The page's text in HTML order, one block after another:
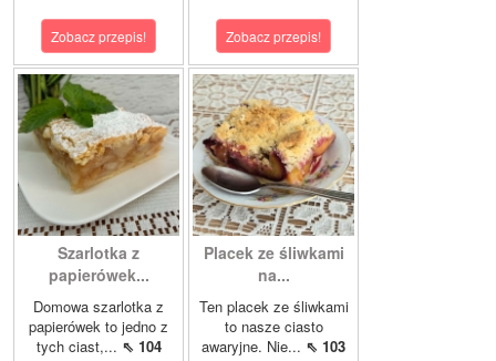
Zobacz przepis! Zobacz przepis!
Szarlotka z
papierówek...
Domowa szarlotka z
papierówek to jedno z
tych ciast,... ⇖ 104
Placek ze śliwkami
na...
Ten placek ze śliwkami
to nasze ciasto
awaryjne. Nie... ⇖ 103